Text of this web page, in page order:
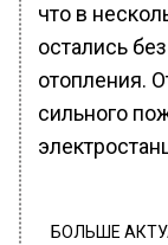
что в
остались
отопления.
сильного
БОЛЬШЕ